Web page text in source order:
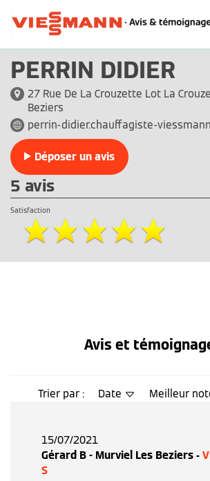
PERRIN DIDIER
27 Rue De La Crouzette Lot La
Beziers
perrin-didier.chauffagiste-
Déposer un avis
5 avis
Satisfaction
Avis et
Trier par : Date Meilleur
15/07/2021
Gérard B - Murviel Les Beziers -
S